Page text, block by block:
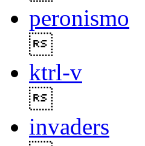
peronismo
ktrl-v
invaders